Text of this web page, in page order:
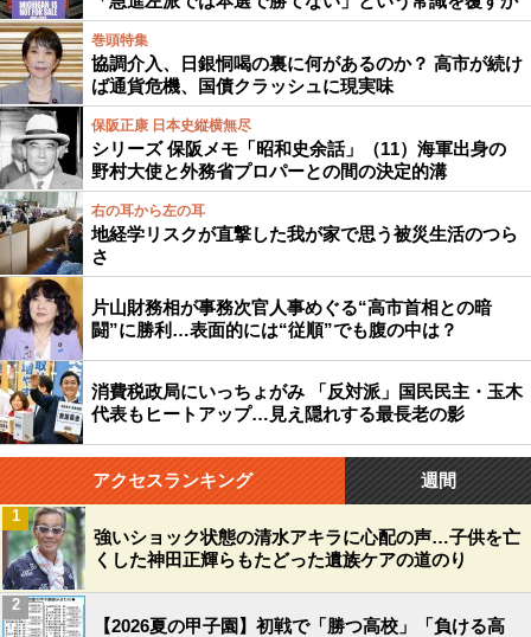
巻頭特集
協調介入、日銀恫喝の裏に何があるのか？ 高市が続け
ば通貨危機、国債クラッシュに現実味
保阪正康 日本史縦横無尽
シリーズ 保阪メモ「昭和史余話」（11）海軍出身の
野村大使と外務省プロパーとの間の決定的溝
右の耳から左の耳
地経学リスクが直撃した我が家で思う被災生活のつら
さ
片山財務相が事務次官人事めぐる“高市首相との暗
闘”に勝利…表面的には“従順”でも腹の中は？
消費税政局にいっちょがみ 「反対派」国民民主・玉木
代表もヒートアップ…見え隠れする最長老の影
アクセスランキング 週間
強いショック状態の清水アキラに心配の声…子供を亡
くした神田正輝らもたどった遺族ケアの道のり
1
【2026夏の甲子園】初戦で「勝つ高校」「負ける高
2